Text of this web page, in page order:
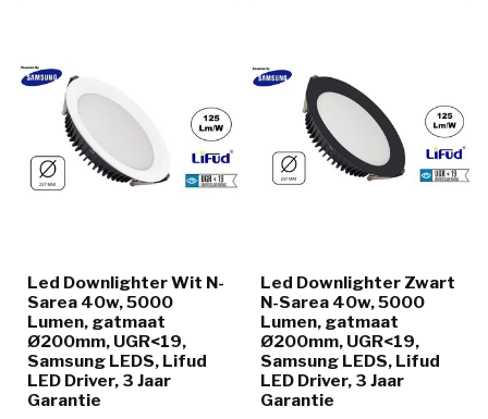
Led Downlighter Wit N-
Sarea 40w, 5000
Lumen, gatmaat
Ø200mm, UGR<19,
Samsung LEDS, Lifud
LED Driver, 3 Jaar
Garantie
Led Downlighter Zwart
N-Sarea 40w, 5000
Lumen, gatmaat
Ø200mm, UGR<19,
Samsung LEDS, Lifud
LED Driver, 3 Jaar
Garantie